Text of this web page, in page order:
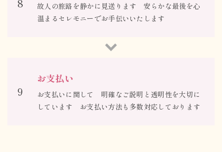
8
故人の旅路を静かに見送ります 安らかな最後を心
温まるセレモニーでお手伝いいたします
9
お支払い
お支払いに関して 明確なご説明と透明性を大切に
しています お支払い方法も多数対応しております